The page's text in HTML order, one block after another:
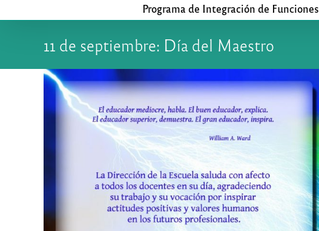
Programa de Integración de Funciones
11 de septiembre: Día del Maestro